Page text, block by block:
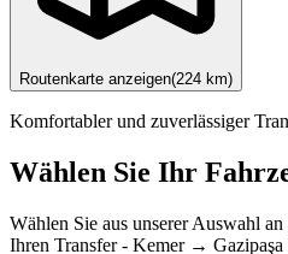
Routenkarte anzeigen(224 km)
Komfortabler und zuverlässiger
Wählen Sie Ihr
Wählen Sie aus unserer Auswahl
Ihren Transfer- Kemer→